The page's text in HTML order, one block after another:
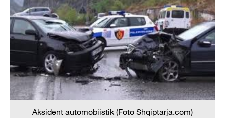
Aksident automobiistik (Foto Shqiptarja.com)